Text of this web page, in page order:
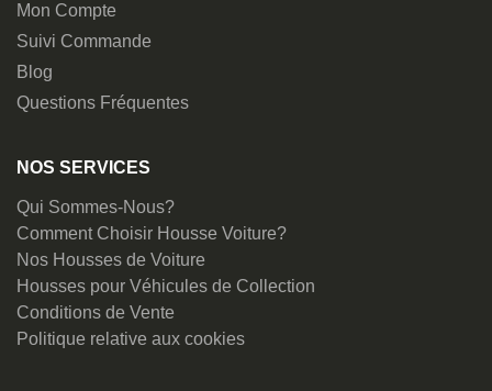
Mon Compte
Suivi Commande
Blog
Questions Fréquentes
NOS SERVICES
Qui Sommes-Nous?
Comment Choisir Housse Voiture?
Nos Housses de Voiture
Housses pour Véhicules de Collection
Conditions de Vente
Politique relative aux cookies